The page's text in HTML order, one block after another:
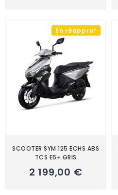
En réappro*
SCOOTER SYM 125 ECHS ABS
TCS E5+ GRIS
2 199,00 €